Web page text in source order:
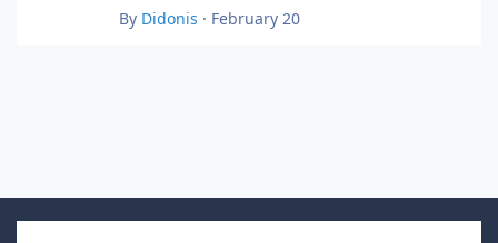
By Didonis · February 20